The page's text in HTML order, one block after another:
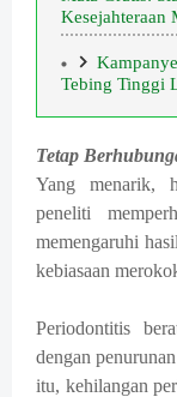
Kesejahteraan
Tebing Tinggi
Tetap
Yang menarik,
peneliti
memengaruhi
kebiasaan
Periodontitis
dengan
itu, kehilangan